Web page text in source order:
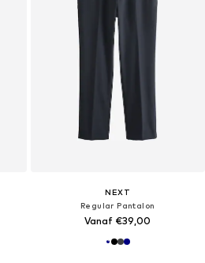
NEXT
Regular Pantalon
Vanaf €39,00